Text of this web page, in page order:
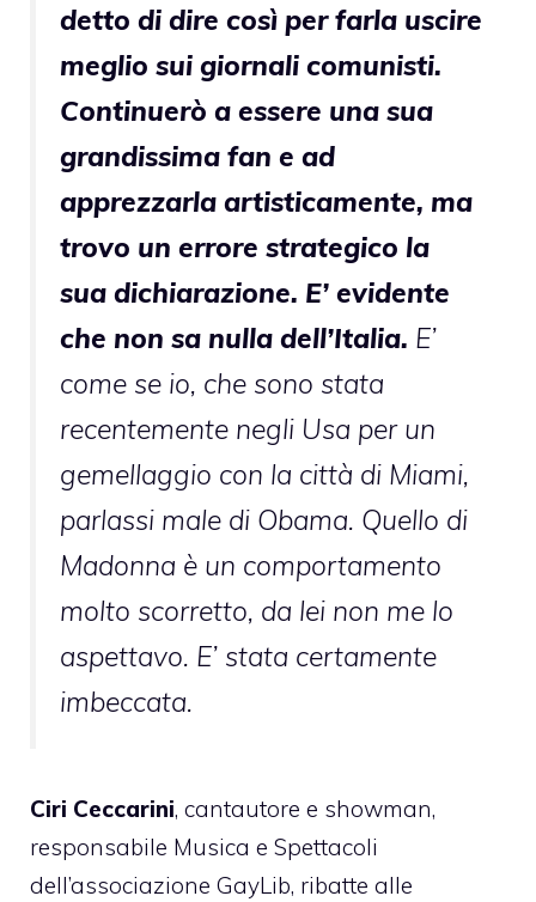
detto di dire così per farla uscire
meglio sui giornali comunisti.
Continuerò a essere una sua
grandissima fan e ad
apprezzarla artisticamente, ma
trovo un errore strategico la
sua dichiarazione. E’ evidente
che non sa nulla dell’Italia. E’
come se io, che sono stata
recentemente negli Usa per un
gemellaggio con la città di Miami,
parlassi male di Obama. Quello di
Madonna è un comportamento
molto scorretto, da lei non me lo
aspettavo. E’ stata certamente
imbeccata.
Ciri Ceccarini, cantautore e showman,
responsabile Musica e Spettacoli
dell’associazione GayLib, ribatte alle